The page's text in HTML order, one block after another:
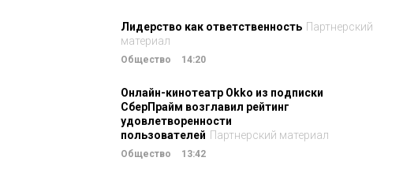
Лидерство как ответственность Партнерский
материал
Общество 14:20
Онлайн-кинотеатр Okko из подписки
СберПрайм возглавил рейтинг
удовлетворенности
пользователей Партнерский материал
Общество 13:42